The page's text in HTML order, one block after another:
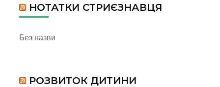
НОТАТКИ СТРИЄЗНАВЦЯ
Без назви
РОЗВИТОК ДИТИНИ